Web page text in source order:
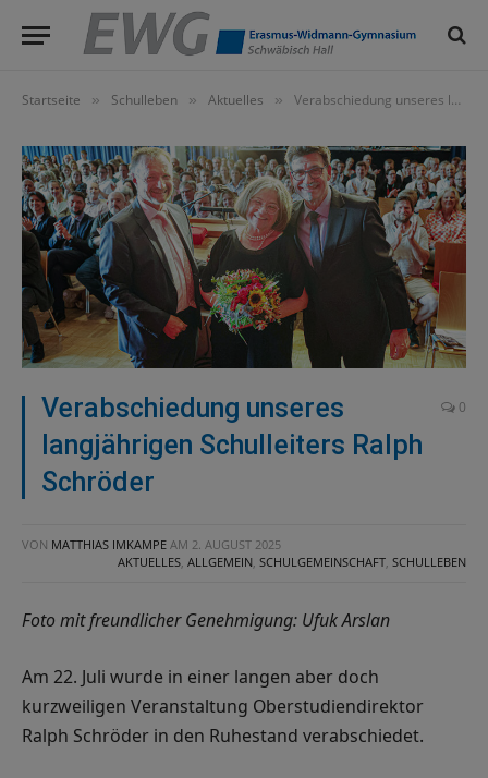
Startseite » Schulleben » Aktuelles » Verabschiedung unseres langjährigen Schulleiters Ralph Schröder
Verabschiedung unseres
langjährigen Schulleiters Ralph
Schröder
0
VON MATTHIAS IMKAMPE AM 2. AUGUST 2025
AKTUELLES, ALLGEMEIN, SCHULGEMEINSCHAFT, SCHULLEBEN
Foto mit freundlicher Genehmigung: Ufuk Arslan
Am 22. Juli wurde in einer langen aber doch
kurzweiligen Veranstaltung Oberstudiendirektor
Ralph Schröder in den Ruhestand verabschiedet.